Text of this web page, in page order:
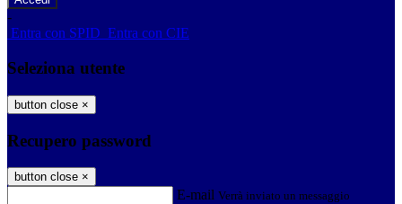
-
Entra con SPID Entra con CIE
Seleziona utente
button close ×
Recupero password
button close ×
E-mail Verrà inviato un messaggio